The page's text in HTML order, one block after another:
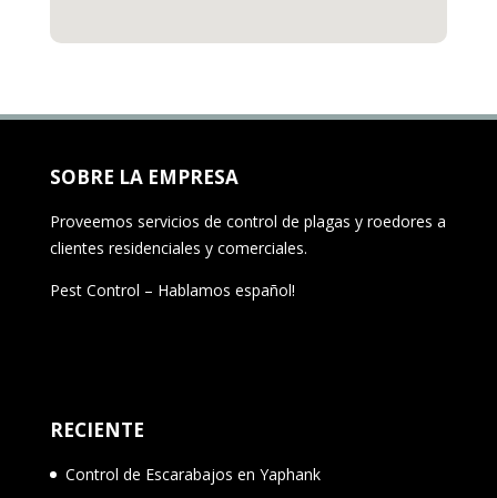
SOBRE LA EMPRESA
Proveemos servicios de control de plagas y roedores a
clientes residenciales y comerciales.
Pest Control – Hablamos español!
RECIENTE
Control de Escarabajos en Yaphank